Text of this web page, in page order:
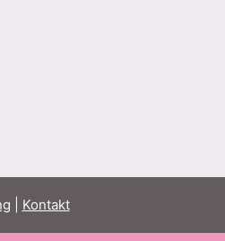
Kontakt